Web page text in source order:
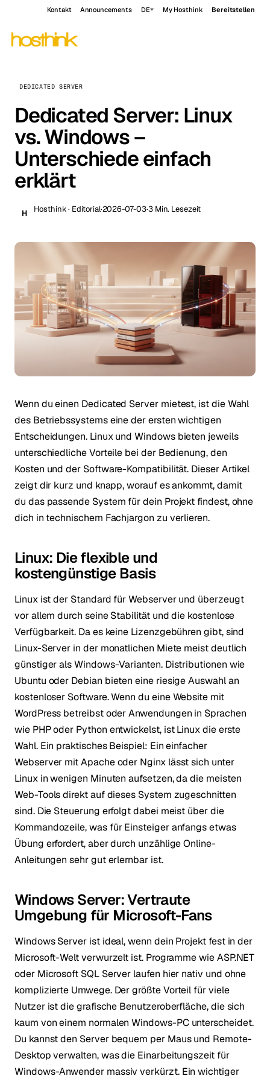
Kontakt Announcements DE My Hosthink Bereitstellen
DEDICATED SERVER
Dedicated Server: Linux
vs. Windows –
Unterschiede einfach
erklärt
H Hosthink · Editorial·2026-07-03·3 Min. Lesezeit
Wenn du einen Dedicated Server mietest, ist die Wahl
des Betriebssystems eine der ersten wichtigen
Entscheidungen. Linux und Windows bieten jeweils
unterschiedliche Vorteile bei der Bedienung, den
Kosten und der Software-Kompatibilität. Dieser Artikel
zeigt dir kurz und knapp, worauf es ankommt, damit
du das passende System für dein Projekt findest, ohne
dich in technischem Fachjargon zu verlieren.
Linux: Die flexible und
kostengünstige Basis
Linux ist der Standard für Webserver und überzeugt
vor allem durch seine Stabilität und die kostenlose
Verfügbarkeit. Da es keine Lizenzgebühren gibt, sind
Linux-Server in der monatlichen Miete meist deutlich
günstiger als Windows-Varianten. Distributionen wie
Ubuntu oder Debian bieten eine riesige Auswahl an
kostenloser Software. Wenn du eine Website mit
WordPress betreibst oder Anwendungen in Sprachen
wie PHP oder Python entwickelst, ist Linux die erste
Wahl. Ein praktisches Beispiel: Ein einfacher
Webserver mit Apache oder Nginx lässt sich unter
Linux in wenigen Minuten aufsetzen, da die meisten
Web-Tools direkt auf dieses System zugeschnitten
sind. Die Steuerung erfolgt dabei meist über die
Kommandozeile, was für Einsteiger anfangs etwas
Übung erfordert, aber durch unzählige Online-
Anleitungen sehr gut erlernbar ist.
Windows Server: Vertraute
Umgebung für Microsoft-Fans
Windows Server ist ideal, wenn dein Projekt fest in der
Microsoft-Welt verwurzelt ist. Programme wie ASP.NET
oder Microsoft SQL Server laufen hier nativ und ohne
komplizierte Umwege. Der größte Vorteil für viele
Nutzer ist die grafische Benutzeroberfläche, die sich
kaum von einem normalen Windows-PC unterscheidet.
Du kannst den Server bequem per Maus und Remote-
Desktop verwalten, was die Einarbeitungszeit für
Windows-Anwender massiv verkürzt. Ein wichtiger